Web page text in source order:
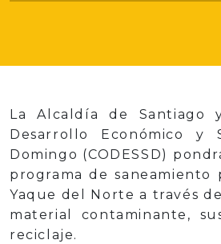
La Alcaldía de Santiago
Desarrollo Económico y
Domingo (CODESSD)
programa de
Yaque del Norte a través
material contaminante,
reciclaje.